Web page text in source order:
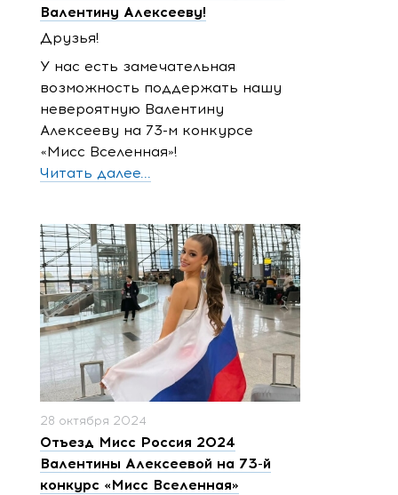
Валентину Алексееву!
Друзья!
У нас есть замечательная
возможность поддержать нашу
невероятную Валентину
Алексееву на 73-м конкурсе
«Мисс Вселенная»!
Читать далее...
28 октября 2024
Отъезд Мисс Россия 2024
Валентины Алексеевой на 73-й
конкурс «Мисс Вселенная»